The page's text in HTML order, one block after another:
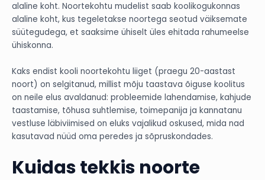
alaline koht. Noortekohtu mudelist saab koolikogukonnas
alaline koht, kus tegeletakse noortega seotud väiksemate
süütegudega, et saaksime ühiselt üles ehitada rahumeelse
ühiskonna.
Kaks endist kooli noortekohtu liiget (praegu 20-aastast
noort) on selgitanud, millist mõju taastava õiguse koolitus
on neile elus avaldanud: probleemide lahendamise, kahjude
taastamise, tõhusa suhtlemise, toimepanija ja kannatanu
vestluse läbiviimised on eluks vajalikud oskused, mida nad
kasutavad nüüd oma peredes ja sõpruskondades.
Kuidas tekkis noorte